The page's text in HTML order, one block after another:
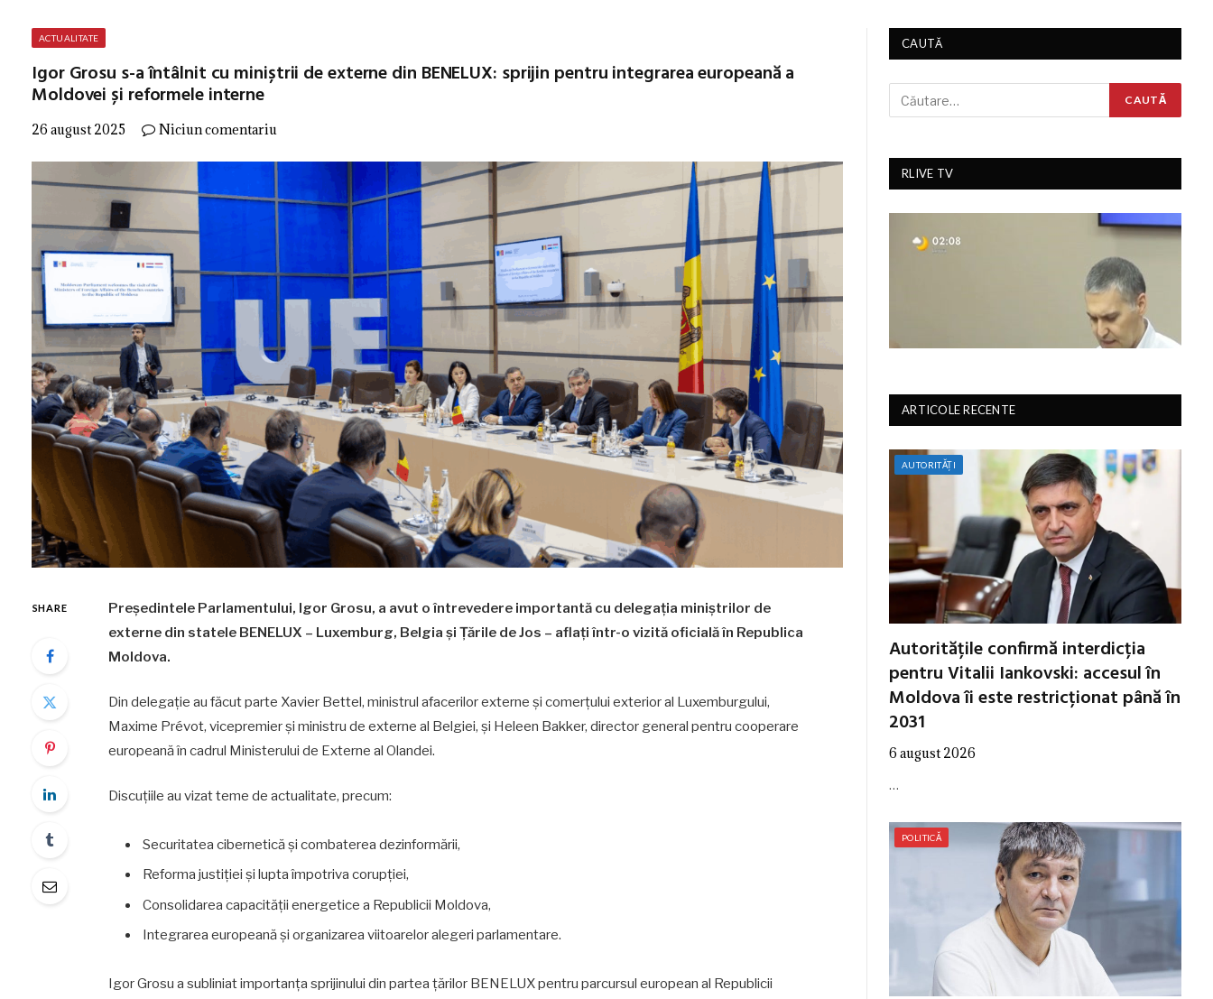
ACTUALITATE
Igor Grosu s-a întâlnit cu miniștrii de externe din BENELUX: sprijin pentru integrarea europeană a
Moldovei și reformele interne
26 august 2025 Niciun comentariu
SHARE
Președintele Parlamentului, Igor Grosu, a avut o întrevedere importantă cu delegația miniștrilor de
externe din statele BENELUX – Luxemburg, Belgia și Țările de Jos – aflați într-o vizită oficială în Republica
Moldova.
Din delegație au făcut parte Xavier Bettel, ministrul afacerilor externe și comerțului exterior al Luxemburgului,
Maxime Prévot, vicepremier și ministru de externe al Belgiei, și Heleen Bakker, director general pentru cooperare
europeană în cadrul Ministerului de Externe al Olandei.
Discuțiile au vizat teme de actualitate, precum:
Securitatea cibernetică și combaterea dezinformării,
Reforma justiției și lupta împotriva corupției,
Consolidarea capacității energetice a Republicii Moldova,
Integrarea europeană și organizarea viitoarelor alegeri parlamentare.
Igor Grosu a subliniat importanța sprijinului din partea țărilor BENELUX pentru parcursul european al Republicii
CAUTĂ
RLIVE TV
ARTICOLE RECENTE
AUTORITĂȚI
Autoritățile confirmă interdicția
pentru Vitalii Iankovski: accesul în
Moldova îi este restricționat până în
2031
6 august 2026
…
POLITICĂ